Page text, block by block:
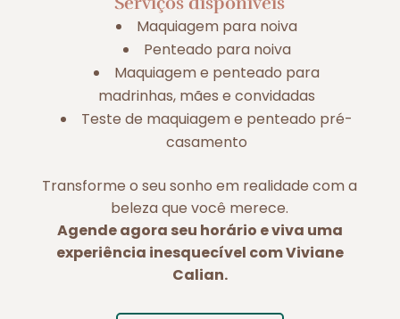
Maquiagem para noiva
Penteado para noiva
Maquiagem e penteado para
madrinhas, mães e convidadas
Teste de maquiagem e penteado pré-
casamento
Transforme o seu sonho em realidade com a
beleza que você merece.
Agende agora seu horário e viva uma
experiência inesquecível com Viviane
Calian.